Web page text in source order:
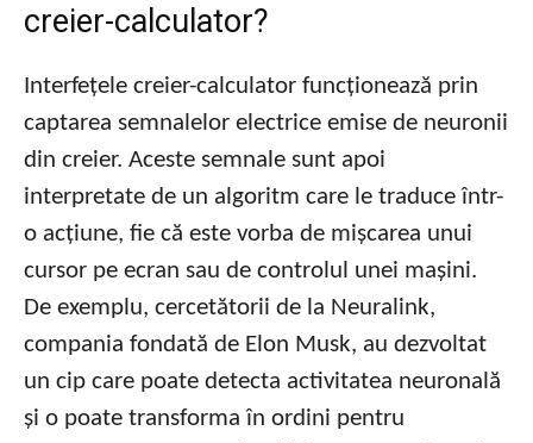
creier-calculator?
Interfețele creier-calculator funcționează prin
captarea semnalelor electrice emise de neuronii
din creier. Aceste semnale sunt apoi
interpretate de un algoritm care le traduce într-
o acțiune, fie că este vorba de mișcarea unui
cursor pe ecran sau de controlul unei mașini.
De exemplu, cercetătorii de la Neuralink,
compania fondată de Elon Musk, au dezvoltat
un cip care poate detecta activitatea neuronală
și o poate transforma în ordini pentru